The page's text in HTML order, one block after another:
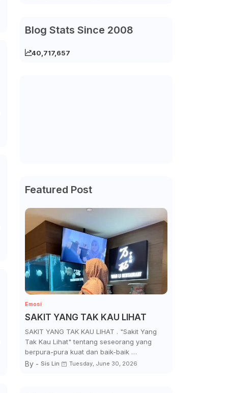
Blog Stats Since 2008
40,717,657
Featured Post
Emosi
SAKIT YANG TAK KAU LIHAT
SAKIT YANG TAK KAU LIHAT . "Sakit Yang
Tak Kau Lihat" tentang seseorang yang
berpura-pura kuat dan baik-baik …
By - Sis Lin Tuesday, June 30, 2026